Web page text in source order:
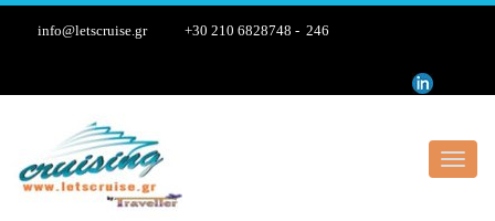
info@letscruise.gr +30 210 6828748 - 246